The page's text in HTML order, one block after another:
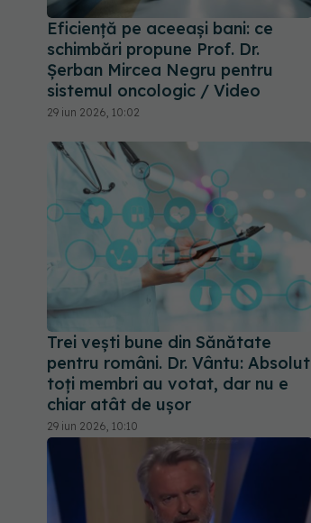
Eficiență pe aceeași bani: ce
schimbări propune Prof. Dr.
Șerban Mircea Negru pentru
sistemul oncologic / Video
29 iun 2026, 10:02
Trei vești bune din Sănătate
pentru români. Dr. Vântu: Absolut
toți membri au votat, dar nu e
chiar atât de ușor
29 iun 2026, 10:10